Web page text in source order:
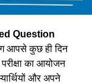
Question
आपसे कुछ ही दिन
का आयोजन
और अपने